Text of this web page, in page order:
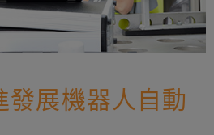
發展機器人自動